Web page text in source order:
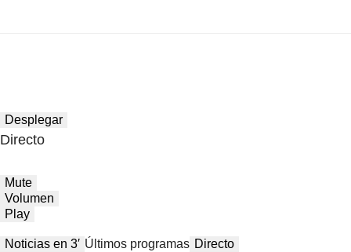
Desplegar
Directo
Mute
Volumen
Play
Noticias en 3′ Últimos programas Directo